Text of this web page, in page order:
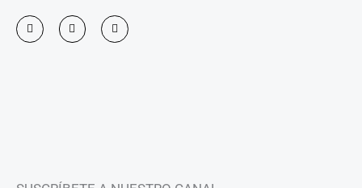
I
n
s
F
a
c
Y
o
u